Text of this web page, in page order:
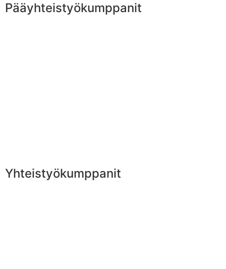
Pääyhteistyökumppanit
Yhteistyökumppanit